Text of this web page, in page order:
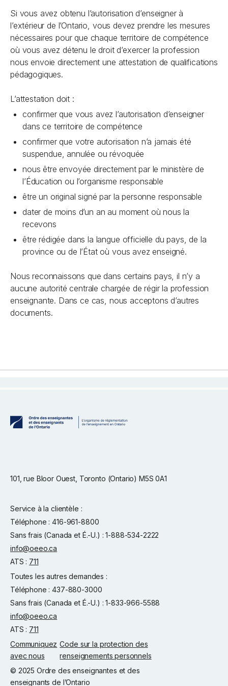
Si vous avez obtenu l’autorisation d’enseigner à
l’extérieur de l’Ontario, vous devez prendre les mesures
nécessaires pour que chaque territoire de compétence
où vous avez détenu le droit d’exercer la profession
nous envoie directement une attestation de qualifications
pédagogiques.
L’attestation doit :
confirmer que vous avez l’autorisation d’enseigner
dans ce territoire de compétence
confirmer que votre autorisation n’a jamais été
suspendue, annulée ou révoquée
nous être envoyée directement par le ministère de
l’Éducation ou l’organisme responsable
être un original signé par la personne responsable
dater de moins d’un an au moment où nous la
recevons
être rédigée dans la langue officielle du pays, de la
province ou de l’État où vous avez enseigné.
Nous reconnaissons que dans certains pays, il n’y a
aucune autorité centrale chargée de régir la profession
enseignante. Dans ce cas, nous acceptons d’autres
documents.
101, rue Bloor Ouest, Toronto (Ontario) M5S 0A1
Service à la clientèle :
Téléphone : 416-961-8800
Sans frais (Canada et É.-U.) : 1-888-534-2222
info@oeeo.ca
ATS : 711
Toutes les autres demandes :
Téléphone : 437-880-3000
Sans frais (Canada et É.-U.) : 1-833-966-5588
info@oeeo.ca
ATS : 711
Communiquez
avec nous
Code sur la protection des
renseignements personnels
© 2025 Ordre des enseignantes et des
enseignants de l’Ontario